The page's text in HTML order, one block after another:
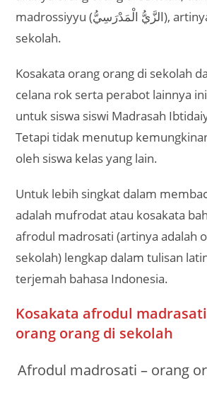
madrossiyyu (الزَّيُّ الْمَدْرَسِيُّ), artinya adalah pakaian
sekolah.
Kosakata orang orang di sekolah
celana rok serta perabot lainnya
untuk siswa siswi Madrasah
Tetapi tidak menutup
oleh siswa kelas yang lain.
Untuk lebih singkat dalam
adalah mufrodat atau kosakata
afrodul madrosati (artinya adalah
sekolah) lengkap dalam tulisan
terjemah bahasa Indonesia.
Kosakata afrodul
orang orang di sekolah
Afrodul madrosati – orang